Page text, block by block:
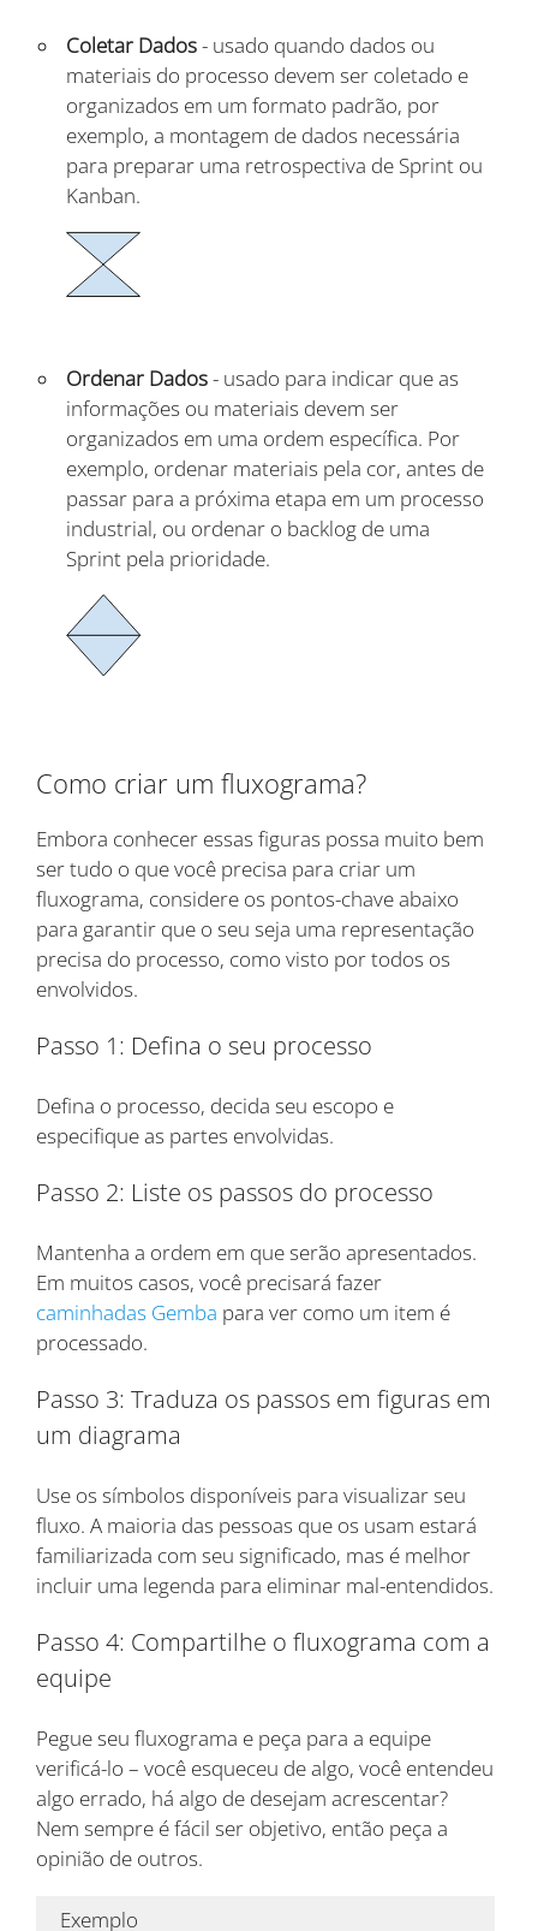
Coletar Dados- usado quando dados ou
materiais do processo devem ser coletado e
organizados em um formato padrão, por
exemplo, a montagem de dados necessária
para preparar uma retrospectiva de Sprint ou
Kanban.
Ordenar Dados- usado para indicar que as
informações ou materiais devem ser
organizados em uma ordem específica. Por
exemplo, ordenar materiais pela cor, antes de
passar para a próxima etapa em um processo
industrial, ou ordenar o backlog de uma
Sprint pela prioridade.
Como criar um fluxograma?
Embora conhecer essas figuras possa muito bem
ser tudo o que você precisa para criar um
fluxograma, considere os pontos-chave abaixo
para garantir que o seu seja uma representação
precisa do processo, como visto por todos os
envolvidos.
Passo 1: Defina o seu processo
Defina o processo, decida seu escopo e
especifique as partes envolvidas.
Passo 2: Liste os passos do processo
Mantenha a ordem em que serão apresentados.
Em muitos casos, você precisará fazer
caminhadas Gemba para ver como um item é
processado.
Passo 3: Traduza os passos em figuras em
um diagrama
Use os símbolos disponíveis para visualizar seu
fluxo. A maioria das pessoas que os usam estará
familiarizada com seu significado, mas é melhor
incluir uma legenda para eliminar mal-entendidos.
Passo 4: Compartilhe o fluxograma com a
equipe
Pegue seu fluxograma e peça para a equipe
verificá-lo – você esqueceu de algo, você entendeu
algo errado, há algo de desejam acrescentar?
Nem sempre é fácil ser objetivo, então peça a
opinião de outros.
Exemplo